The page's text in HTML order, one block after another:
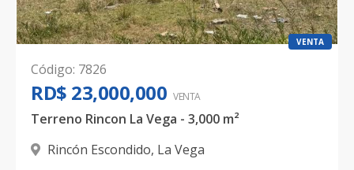
VENTA
Código: 7826
RD$ 23,000,000 VENTA
Terreno Rincon La Vega - 3,000 m²
Rincón Escondido, La Vega